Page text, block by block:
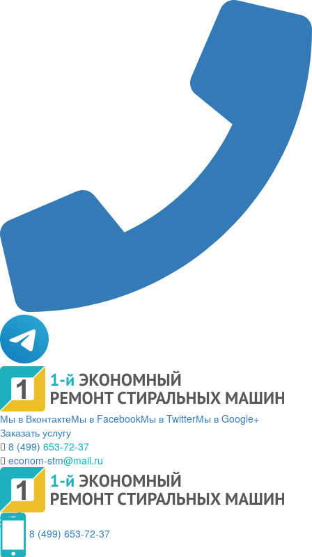
Мы в ВконтактеМы в FacebookМы в TwitterМы в Google+
Заказать услугу
8 (499) 653-72-37
econom-stm@mail.ru
8 (499) 653-72-37